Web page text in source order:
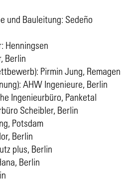
und Bauleitung: Sedeño
Henningsen
Berlin
Pirmin Jung, Remagen
AHW Ingenieure, Berlin
Ingenieurbüro, Panketal
Scheibler, Berlin
Potsdam
Berlin
plus, Berlin
Berlin